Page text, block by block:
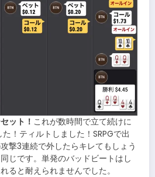
ット！ これが数時間で立て続けに
！ティルトしました！SRPGで出
撃3連続で外したらキレてもしょう
じです。単発のバッドビートはし
ると耐えられませんでした。